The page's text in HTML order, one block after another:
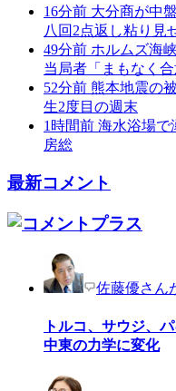
16分前 大分商が中
八回2点返し粘り見
49分前 ホルムズ海
当局者「まもなく合
52分前 熊本地震の
生2度目の週末
1時間前 海水浴場
房総
最新コメント
佐藤優さん
トルコ、サウジ、
中東の力学に変化